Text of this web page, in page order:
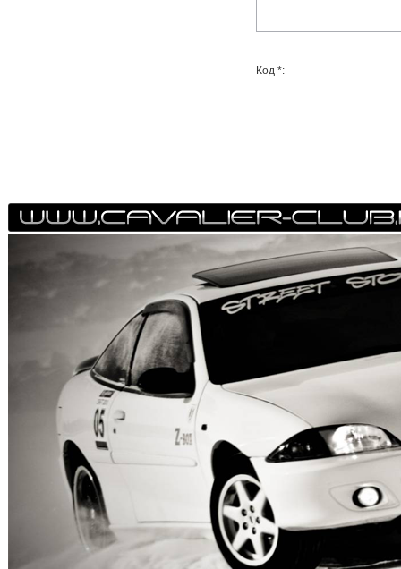
Код *: